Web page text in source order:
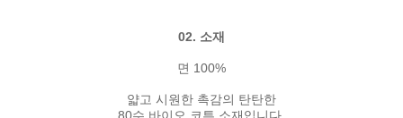
02. 소재
면 100%
얇고 시원한 촉감의 탄탄한